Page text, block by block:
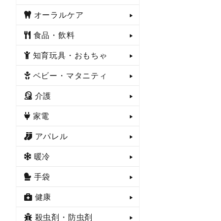
オーラルケア
食品・飲料
知育玩具・おもちゃ
ベビー・マタニティ
介護
家電
アパレル
暖冷
手袋
健康
殺虫剤・防虫剤